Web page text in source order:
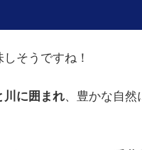
そうですね！
川に囲まれ、豊かな自然